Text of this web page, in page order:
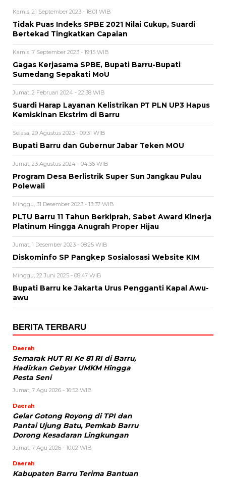
Kamis, 21 September 2023 - 18:01 WIB
Tidak Puas Indeks SPBE 2021 Nilai Cukup, Suardi
Bertekad Tingkatkan Capaian
Kamis, 7 September 2023 - 19:15 WIB
Gagas Kerjasama SPBE, Bupati Barru-Bupati
Sumedang Sepakati MoU
Jumat, 2 Februari 2024 - 22:38 WIB
Suardi Harap Layanan Kelistrikan PT PLN UP3 Hapus
Kemiskinan Ekstrim di Barru
Selasa, 29 Agustus 2023 - 09:31 WIB
Bupati Barru dan Gubernur Jabar Teken MOU
Jumat, 23 Agustus 2024 - 04:36 WIB
Program Desa Berlistrik Super Sun Jangkau Pulau
Polewali
Minggu, 31 Desember 2023 - 13:37 WIB
PLTU Barru 11 Tahun Berkiprah, Sabet Award Kinerja
Platinum Hingga Anugrah Proper Hijau
Jumat, 1 Desember 2023 - 08:25 WIB
Diskominfo SP Pangkep Sosialosasi Website KIM
Minggu, 22 Juni 2025 - 08:47 WIB
Bupati Barru ke Jakarta Urus Pengganti Kapal Awu-
awu
BERITA TERBARU
Daerah
Semarak HUT RI Ke 81 RI di Barru,
Hadirkan Gebyar UMKM Hingga
Pesta Seni
Jumat, 7 Agu 2026 - 16:52 WIB
Daerah
Gelar Gotong Royong di TPI dan
Pantai Ujung Batu, Pemkab Barru
Dorong Kesadaran Lingkungan
Jumat, 7 Agu 2026 - 10:02 WIB
Daerah
Kabupaten Barru Terima Bantuan